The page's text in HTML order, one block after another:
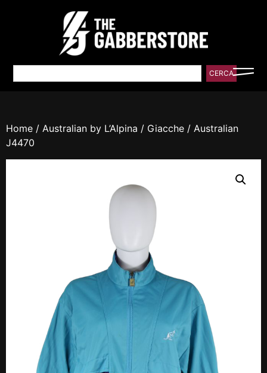
CERCA
Home / Australian by L’Alpina / Giacche / Australian
J4470